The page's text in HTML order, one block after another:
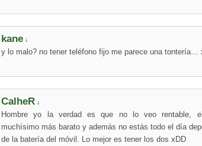
kane ↓
y lo malo? no tener teléfono fijo me parece una tontería…
CalheR ↓
Hombre yo la verdad es que no lo veo rentable,
muchísimo más barato y además no estás todo el día
de la batería del móvil. Lo mejor es tener los dos xDD